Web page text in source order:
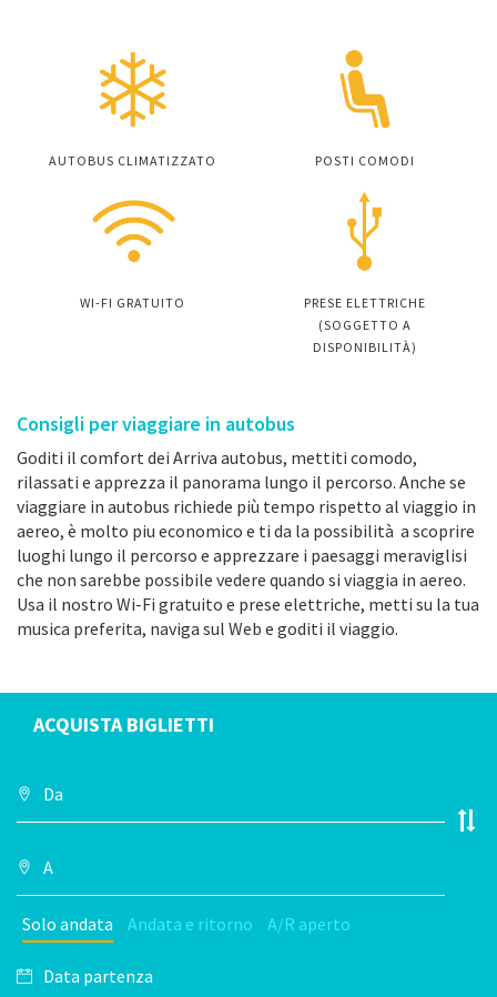
AUTOBUS CLIMATIZZATO POSTI COMODI
WI-FI GRATUITO
PRESE ELETTRICHE
(SOGGETTO A
DISPONIBILITÀ)
Consigli per viaggiare in autobus
Goditi il comfort dei Arriva autobus, mettiti comodo,
rilassati e apprezza il panorama lungo il percorso. Anche se
viaggiare in autobus richiede più tempo rispetto al viaggio in
aereo, è molto piu economico e ti da la possibilità a scoprire
luoghi lungo il percorso e apprezzare i paesaggi meraviglisi
che non sarebbe possibile vedere quando si viaggia in aereo.
Usa il nostro Wi-Fi gratuito e prese elettriche, metti su la tua
musica preferita, naviga sul Web e goditi il viaggio.
ACQUISTA BIGLIETTI
Solo andata Andata e ritorno A/R aperto